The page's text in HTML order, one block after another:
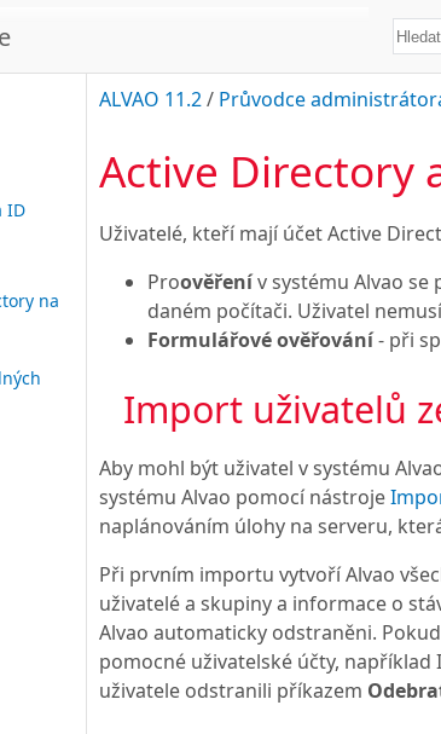
ID
na
ALVAO 11.2/ Průvodce
Active Directory
Uživatelé, kteří mají účet Active
Proověřenív systému Alvao se
daném počítači. Uživatel
Formulářové ověřování- při
Import uživatelů
Aby mohl být uživatel v systému
systému Alvao pomocí nástroje
naplánováním úlohy na serveru,
Při prvním importu vytvoří Alvao
uživatelé a skupiny a informace o
Alvao automaticky odstraněni.
pomocné uživatelské účty, například
uživatele odstranili příkazem